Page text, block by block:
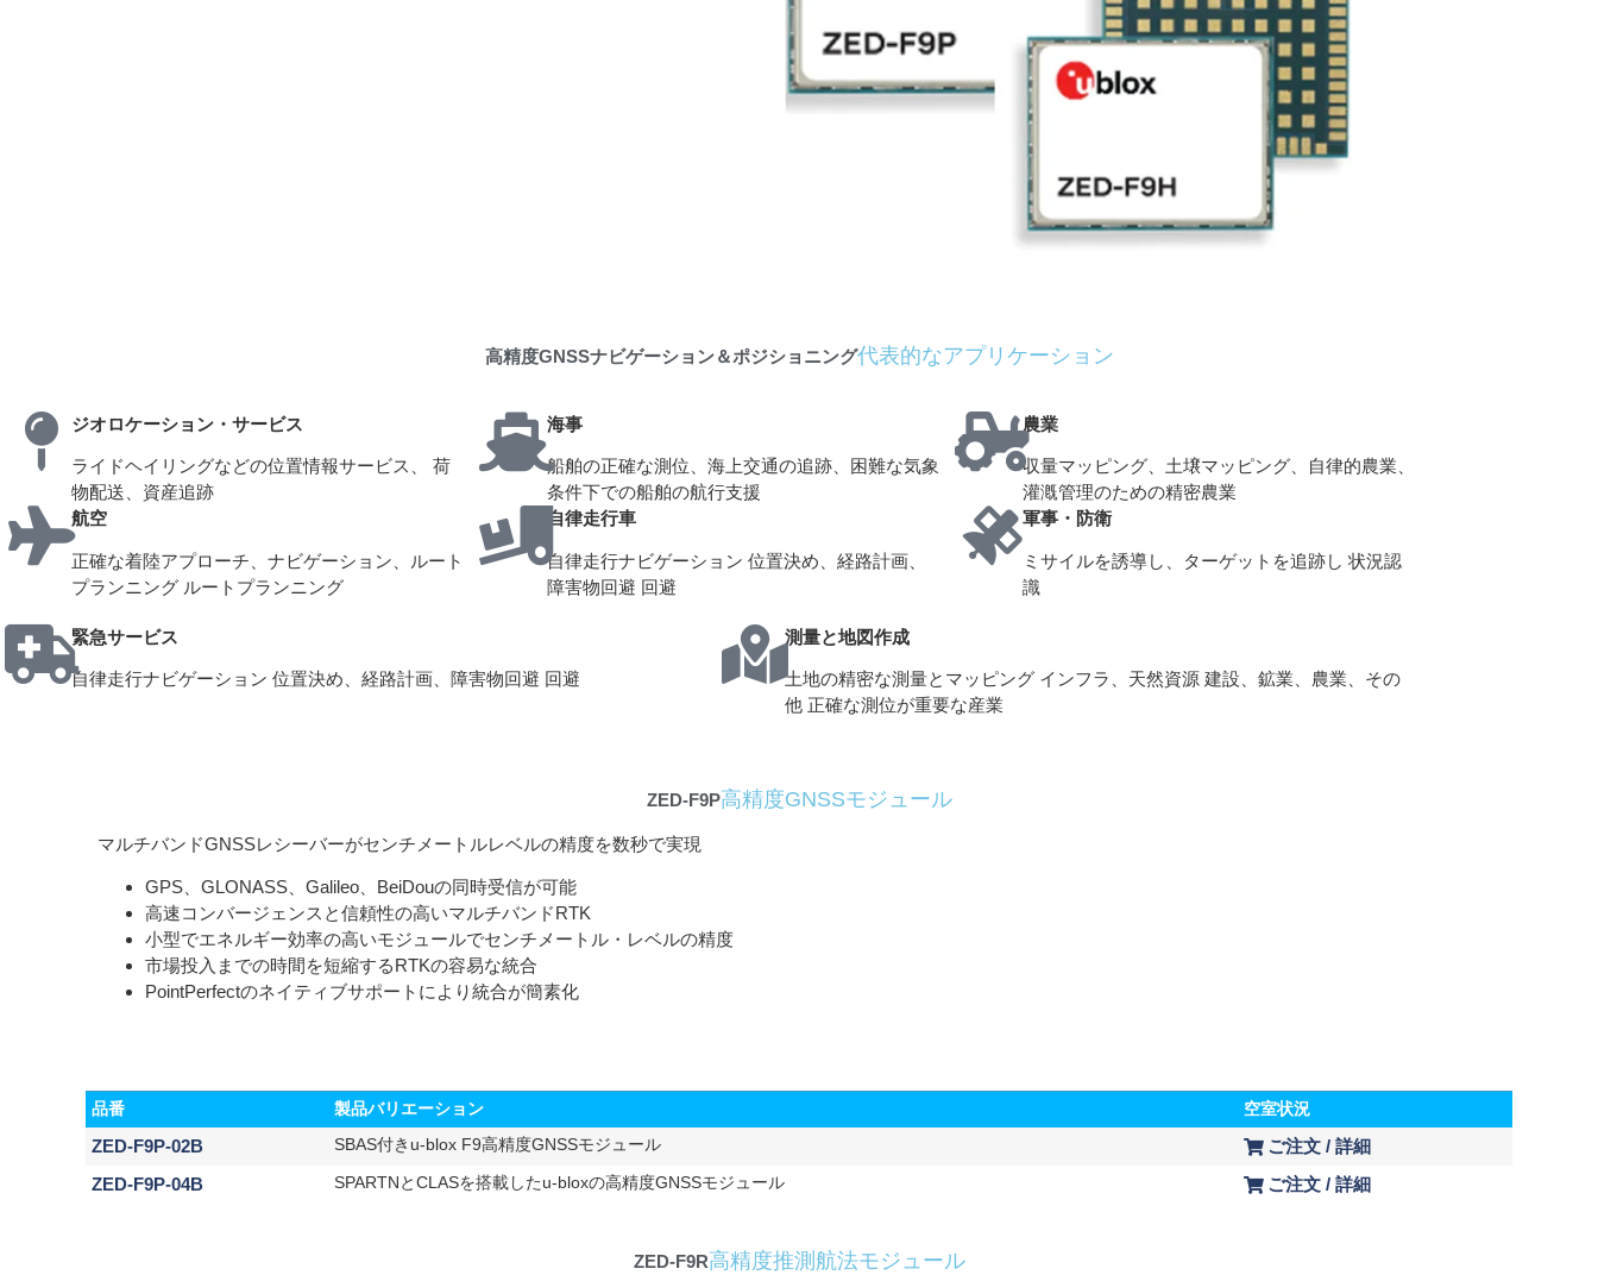
高精度GNSSナビゲーション＆ポジショニング代表的なアプリケーション
ジオロケーション・サービス
ライドヘイリングなどの位置情報サービス、 荷
物配送、資産追跡
航空
正確な着陸アプローチ、ナビゲーション、ルート
プランニング ルートプランニング
海事
船舶の正確な測位、海上交通の追跡、困難な気象
条件下での船舶の航行支援
自律走行車
自律走行ナビゲーション 位置決め、経路計画、
障害物回避 回避
農業
収量マッピング、土壌マッピング、自律的農業、
灌漑管理のための精密農業
軍事・防衛
ミサイルを誘導し、ターゲットを追跡し 状況認
識
緊急サービス
自律走行ナビゲーション 位置決め、経路計画、障害物回避 回避
測量と地図作成
土地の精密な測量とマッピング インフラ、天然資源 建設、鉱業、農業、その
他 正確な測位が重要な産業
ZED-F9P高精度GNSSモジュール
マルチバンドGNSSレシーバーがセンチメートルレベルの精度を数秒で実現
GPS、GLONASS、Galileo、BeiDouの同時受信が可能
高速コンバージェンスと信頼性の高いマルチバンドRTK
小型でエネルギー効率の高いモジュールでセンチメートル・レベルの精度
市場投入までの時間を短縮するRTKの容易な統合
PointPerfectのネイティブサポートにより統合が簡素化
品番 製品バリエーション 空室状況
ZED-F9P-02B SBAS付きu-blox F9高精度GNSSモジュール
ご注文 / 詳細
ZED-F9P-04B
SPARTNとCLASを搭載したu-bloxの高精度GNSSモジュール ご注文 / 詳細
ZED-F9R高精度推測航法モジュール